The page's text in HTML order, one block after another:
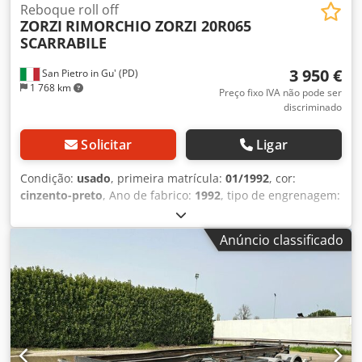
San Pietro in Gu' (PD)
1 768 km
Reboque roll off
ZORZI RIMORCHIO ZORZI 20R065
SCARRABILE
3 950 €
Preço fixo IVA não pode ser
discriminado
Solicitar Ligar
Condição: usado, primeira matrícula: 01/1992, cor:
cinzento-preto, Ano de fabrico: 1992, tipo de engrenagem:
, MATRÍCULA: PN006432 TÍTULO: SEMIRREBOQUE
ZORZI 20R065, TIPO GANCHO PNEUMÁTICO REF: 26R06
ANO: 1992 EIXOS: 2 DISTÂNCIA ENTRE EIXOS: 5000 mm
COMPRIMENTO: 8,25 m ORIGEM: Itália CAPACIDADE DE
CARGA: 16.160 kg - SEMIRREBOQUE: 20.000 kg (carga total)
TIPO DE EQUIPAMENTO: tipo gancho ADR: não DIMENSÕES
DE CARGA: DE: 5,00 m + 0,20 m ATÉ: 6,30 m + 0,20 m
SUSPENSÃO: pneumática FREIOS: a tambor PNEUS: 265/70
R19,5 ACESSÓRIOS: - Funciona com tubos de óleo do
Anúncio classificado